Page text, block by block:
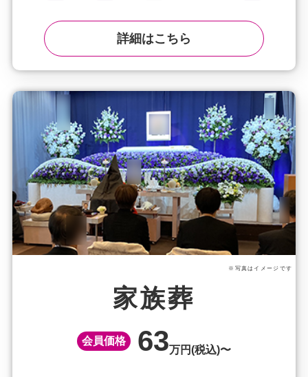
詳細はこちら
※写真はイメージです
家族葬
会員価格 63万円(税込)〜